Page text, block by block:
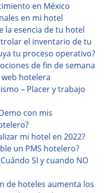
en México
en mi hotel
la esencia de tu hotel
el inventario de tu
tu proceso operativo?
de fin de semana
hotelera
– Placer y trabajo
con mis
mi hotel en 2022?
un PMS hotelero?
SI y cuando NO
de hoteles aumenta los